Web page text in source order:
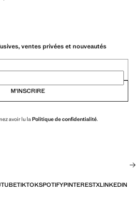
ventes privées et nouveautés
M’INSCRIRE
avoir lu la Politique de confidentialité.
TIKTOKSPOTIFYPINTERESTXLINKEDIN